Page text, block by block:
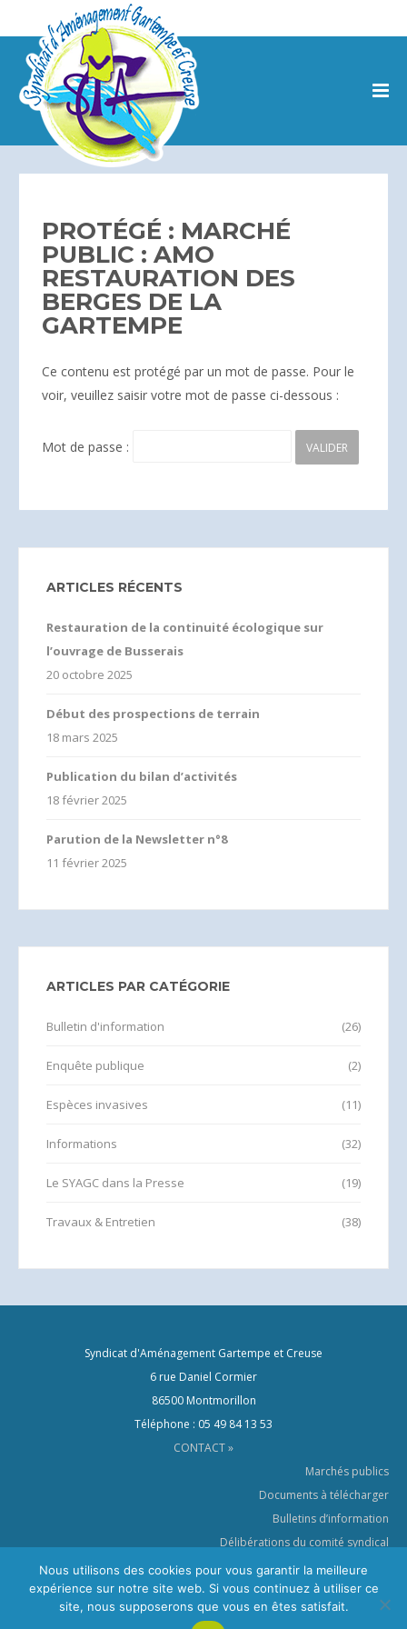
PROTÉGÉ : MARCHÉ
PUBLIC : AMO
RESTAURATION DES
BERGES DE LA
GARTEMPE
Ce contenu est protégé par un mot de passe. Pour le
voir, veuillez saisir votre mot de passe ci-dessous :
Mot de passe :
ARTICLES RÉCENTS
Restauration de la continuité écologique sur
l’ouvrage de Busserais
20 octobre 2025
Début des prospections de terrain
18 mars 2025
Publication du bilan d’activités
18 février 2025
Parution de la Newsletter n°8
11 février 2025
ARTICLES PAR CATÉGORIE
Bulletin d'information (26)
Enquête publique (2)
Espèces invasives (11)
Informations (32)
Le SYAGC dans la Presse (19)
Travaux & Entretien (38)
Syndicat d'Aménagement Gartempe et Creuse
6 rue Daniel Cormier
86500 Montmorillon
Téléphone : 05 49 84 13 53
CONTACT »
Marchés publics
Documents à télécharger
Bulletins d’information
Délibérations du comité syndical
Le SYAGC dans les médias
Crédits & Mentions légales
Politique de confidentialité
Nous utilisons des cookies pour vous garantir la meilleure
expérience sur notre site web. Si vous continuez à utiliser ce
site, nous supposerons que vous en êtes satisfait.